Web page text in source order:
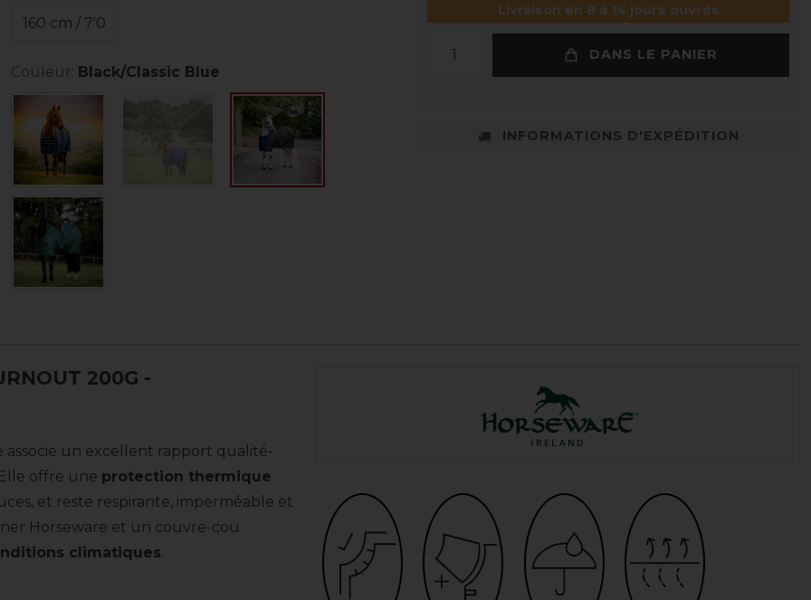
160 cm / 7'0
Couleur: Black/Classic Blue
Livraison en 8 à 14 jours ouvrés
DANS LE PANIER
INFORMATIONS D'EXPÉDITION
200G -
associe un excellent rapport qualité-
offre une protection thermique
et reste respirante, imperméable et
Horseware et un couvre-cou
climatiques.